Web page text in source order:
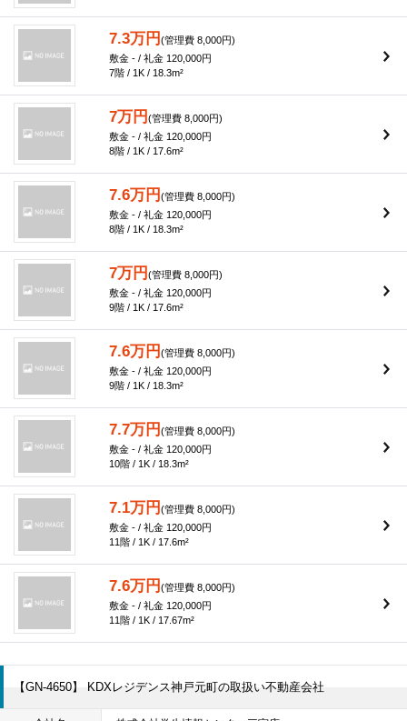
7.3万円 (管理費 8,000円)
敷金 - / 礼金 120,000円
7階 / 1K / 18.3m²
7万円 (管理費 8,000円)
敷金 - / 礼金 120,000円
8階 / 1K / 17.6m²
7.6万円 (管理費 8,000円)
敷金 - / 礼金 120,000円
8階 / 1K / 18.3m²
7万円 (管理費 8,000円)
敷金 - / 礼金 120,000円
9階 / 1K / 17.6m²
7.6万円 (管理費 8,000円)
敷金 - / 礼金 120,000円
9階 / 1K / 18.3m²
7.7万円 (管理費 8,000円)
敷金 - / 礼金 120,000円
10階 / 1K / 18.3m²
7.1万円 (管理費 8,000円)
敷金 - / 礼金 120,000円
11階 / 1K / 17.6m²
7.6万円 (管理費 8,000円)
敷金 - / 礼金 120,000円
11階 / 1K / 17.67m²
【GN-4650】 KDXレジデンス神戸元町の取扱い不動産会社